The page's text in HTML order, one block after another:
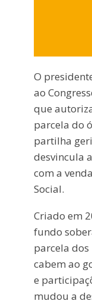
O
ao
que
parcela do
partilha
desvincula
com a
Social.
Criado em
fundo
parcela
cabem ao
e
mudou a